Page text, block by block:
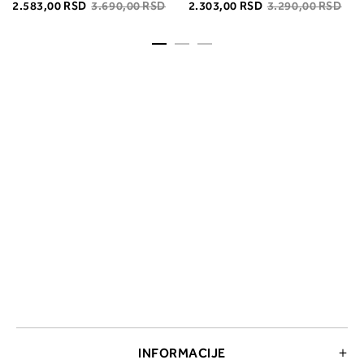
2.583,00 RSD 3.690,00 RSD
2.303,00 RSD 3.290,00 RSD
INFORMACIJE